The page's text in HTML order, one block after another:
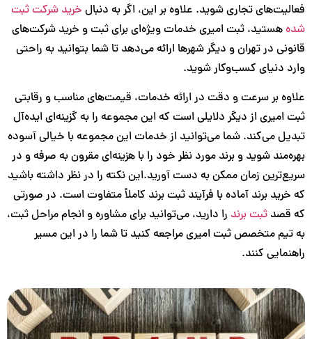
تجاری شوید. علاوه بر این، اگر به دنبالخرید شرکت ثبت
هستید، ثبت امیری خدمات ویژه‌ای برای ثبت و خرید شرکت‌های
در تهران و دیگر شهرها ارائه می‌دهد تا شما بتوانید به راحتی
دنیای کسب‌وکار شوید.
بر سرعت و دقت در ارائه خدمات، قیمت‌های مناسب و رقابتی
از دیگر دلایلی است که این مجموعه را به گزینه‌ای ایده‌آل
می‌کند. شما می‌توانید از خدمات این مجموعه با خیالی آسوده
شوید و برند مورد نظر خود را با هزینه‌ای مقرون به صرفه و در
زمان ممکن به دست آورید.این نکته را در نظر داشته باشید
برند آماده با فرآیند ثبت برند کاملاً متفاوت است. در صورتی
ثبت برندرا دارید، می‌توانید برای مشاوره و انجام مراحل ثبت،
متخصص ثبت امیری مراجعه کنید تا شما را در این مسیر
کنند.